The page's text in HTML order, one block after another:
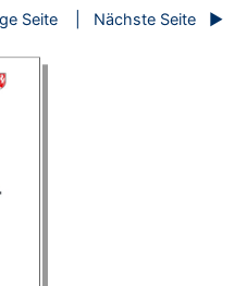
Seite Nächste Seite